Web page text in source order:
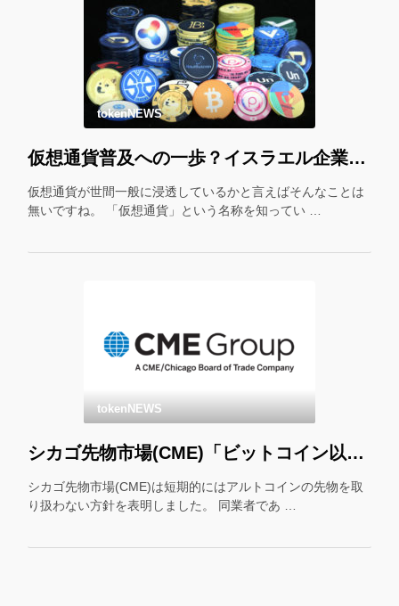
tokenNEWS
仮想通貨普及への一歩？イスラエル企業が仮想通貨をギフトカード化！
仮想通貨が世間一般に浸透しているかと言えばそんなことは
無いですね。 「仮想通貨」という名称を知ってい …
tokenNEWS
シカゴ先物市場(CME)「ビットコイン以外の先物はやりません」
シカゴ先物市場(CME)は短期的にはアルトコインの先物を取
り扱わない方針を表明しました。 同業者であ …